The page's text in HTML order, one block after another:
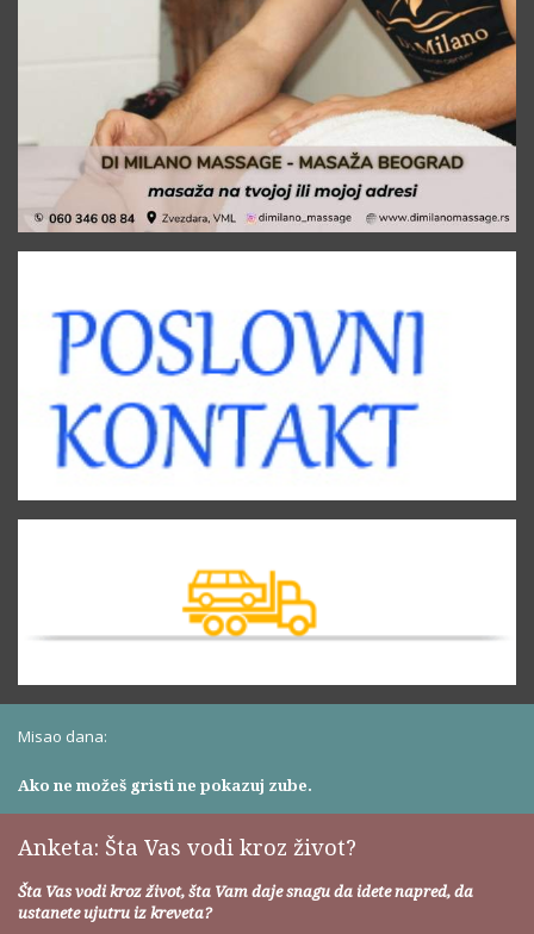
Misao dana:
Ako ne možeš gristi ne pokazuj zube.
Anketa: Šta Vas vodi kroz život?
Šta Vas vodi kroz život, šta Vam daje snagu da idete napred, da
ustanete ujutru iz kreveta?